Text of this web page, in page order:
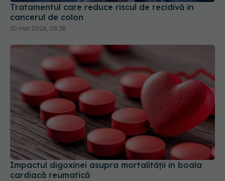
Tratamentul care reduce riscul de recidivă în
cancerul de colon
30 mar 2026, 08:38
Impactul digoxinei asupra mortalității în boala
cardiacă reumatică